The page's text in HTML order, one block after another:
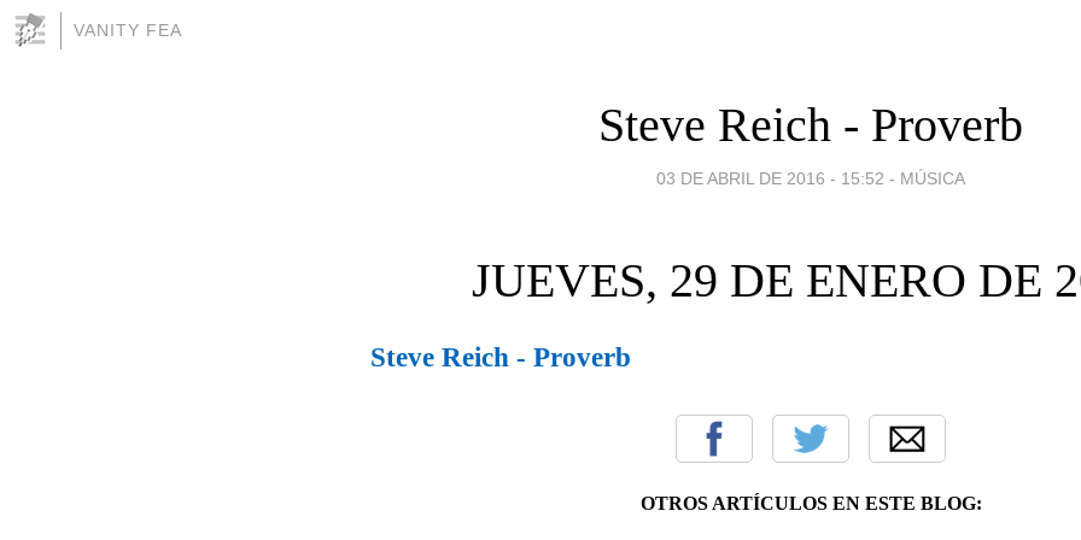
VANITY FEA
Steve Reich - Proverb
03 DE ABRIL DE 2016 - 15:52 - MÚSICA
JUEVES, 29 DE ENERO DE
Steve Reich - Proverb
OTROS ARTÍCULOS EN ESTE BLOG: